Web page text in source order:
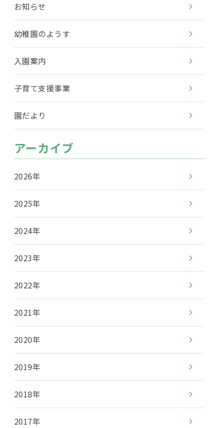
お知らせ
幼稚園のようす
入園案内
子育て支援事業
園だより
アーカイブ
2026年
2025年
2024年
2023年
2022年
2021年
2020年
2019年
2018年
2017年